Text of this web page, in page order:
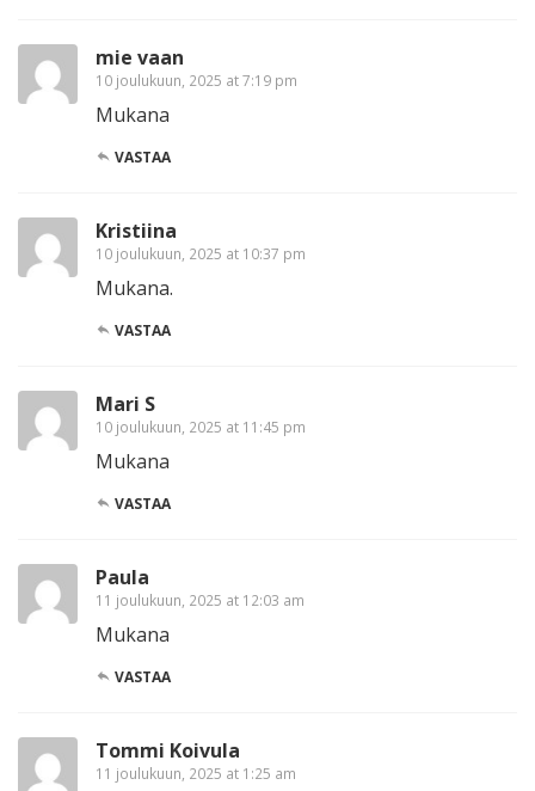
mie vaan
10 joulukuun, 2025 at 7:19 pm
Mukana
VASTAA
Kristiina
10 joulukuun, 2025 at 10:37 pm
Mukana.
VASTAA
Mari S
10 joulukuun, 2025 at 11:45 pm
Mukana
VASTAA
Paula
11 joulukuun, 2025 at 12:03 am
Mukana
VASTAA
Tommi Koivula
11 joulukuun, 2025 at 1:25 am